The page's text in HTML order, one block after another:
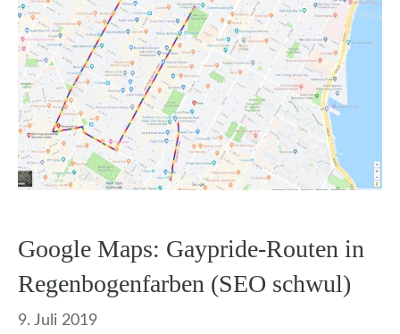
Google Maps: Gaypride-Routen in
Regenbogenfarben (SEO schwul)
9. Juli 2019